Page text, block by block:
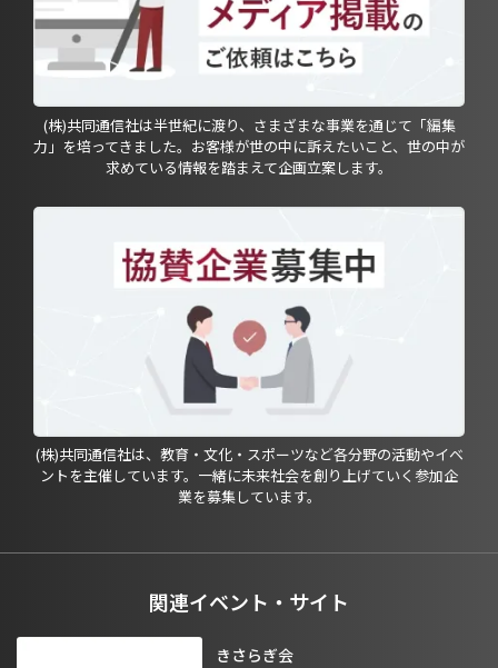
(株)共同通信社は半世紀に渡り、さまざまな事業を通じて「編集
力」を培ってきました。お客様が世の中に訴えたいこと、世の中が
求めている情報を踏まえて企画立案します。
(株)共同通信社は、教育・文化・スポーツなど各分野の活動やイベ
ントを主催しています。一緒に未来社会を創り上げていく参加企
業を募集しています。
関連イベント・サイト
きさらぎ会